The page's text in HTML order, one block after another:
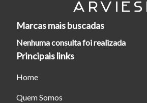
atalhos Ctrl+ (para aumentar) e Ctrl-
Marcas mais buscadas
Nenhuma consulta foi realizada
Principais links
Home
Quem Somos